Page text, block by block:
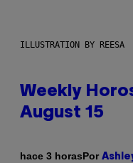
ILLUSTRATION BY REESA
Weekly
August 15
hace 3 horasPor